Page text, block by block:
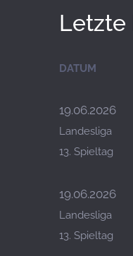
Letzte
DATUM
19.06.2026
Landesliga
13. Spieltag
19.06.2026
Landesliga
13. Spieltag